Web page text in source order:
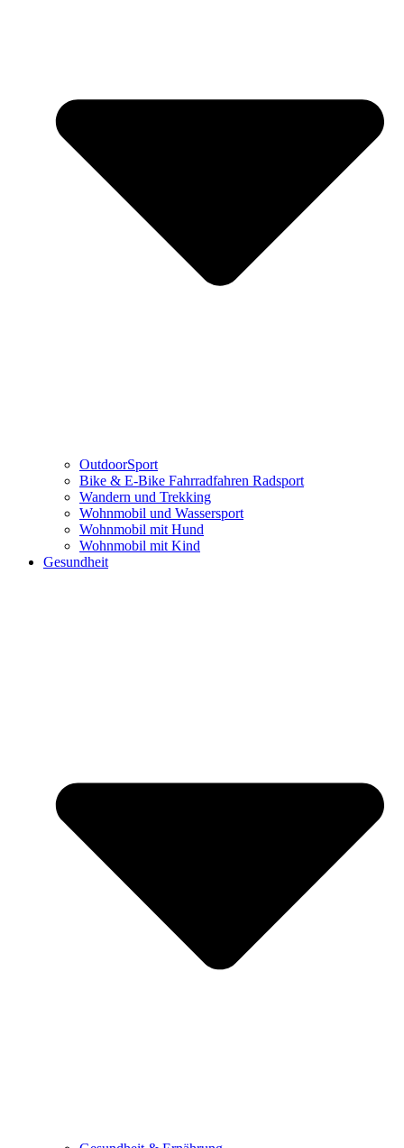
OutdoorSport
Bike & E-Bike Fahrradfahren Radsport
Wandern und Trekking
Wohnmobil und Wassersport
Wohnmobil mit Hund
Wohnmobil mit Kind
Gesundheit